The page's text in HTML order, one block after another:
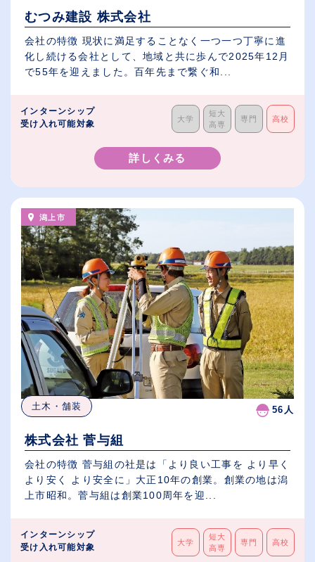
むつみ建設 株式会社
会社の特徴 現状に満足することなく一つ一つ丁寧に進
化し続ける会社として、地域と共に歩んで2025年12月
で55年を迎えました。百年先まで繋ぐ和...
インターンシップ
受け入れ可能対象
大学
短大
高専
専門 高校
詳しくみる
潟上市
土木・舗装 56人
株式会社 菅与組
会社の特徴 菅与組の社是は「より良い工事を より早く
より安く より安全に」大正10年の創業。創業の地は潟
上市昭和。菅与組は創業100周年を迎...
インターンシップ
受け入れ可能対象
大学
短大
高専
専門 高校